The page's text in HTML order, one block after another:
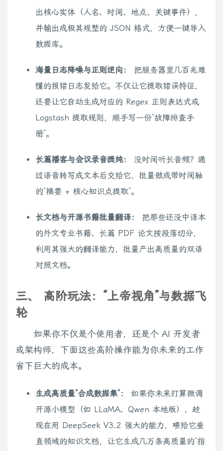
出核心实体（人名、时间、地点、关键事件），
并输出成极其规整的 JSON 格式，方便一键导入
数据库。
海量日志降噪与正则逆向：
把服务器里几百兆难
懂的报错日志发给它。不仅让它提取错误特征，
还要让它自动生成对应的 Regex 正则表达式或
Logstash 提取规则，顺手写一份“故障排查手
册”。
长篇播客与会议录音提纯：
没时间听长音频？通
过语音转写成文本后交给它，批量做成带时间轴
的“摘要 + 核心知识点提取”。
长文档与开源书籍批量翻译：
把那些还没中译本
的外文专业书籍、长篇 PDF 论文按段落切分，
利用其强大的翻译能力，批量产出高质量的双语
对照文档。
三、 高阶玩法：“上帝视角”与数据飞
轮
如果你不仅是个使用者，还是个 AI 开发者
或架构师，下面这些高阶操作能为你未来的工作
省下巨大的成本。
生成高质量“合成数据集”：
如果你未来打算微调
开源小模型（如 LLaMA、Qwen 本地版），趁
现在用 DeepSeek V3.2 强大的能力，喂给它垂
直领域的知识文档，让它生成几万条高质量的“指